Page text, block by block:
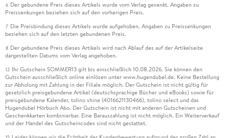
6 Der gebundene Preis dieses Artikels wurde vom Verlag gesenkt. Angaben zu
Preissenkungen beziehen sich auf den vorherigen Preis.
7 Die Preisbindung dieses Artikels wurde aufgehoben. Angaben zu Preissenkungen
beziehen sich auf den letzten gebundenen Preis.
8 Der gebundene Preis dieses Artikels wird nach Ablauf des auf der Artikelseite
dargestellten Datums vom Verlag angehoben.
12 Ihr Gutschein SOMMER13 gilt bis einschließlich 10.08.2026. Sie können den
Gutschein ausschließlich online einlösen unter www.hugendubel.de. Keine Bestellung
zur Abholung mit Zahlung in der Filiale möglich. Der Gutschein ist nicht gültig für
gesetzlich preisgebundene Artikel (deutschsprachige Bücher und eBooks) sowie für
preisgebundene Kalender, tolino shine (4016621130466), tolino select und das
Hugendubel Hörbuch Abo. Der Gutschein ist nicht mit anderen Gutscheinen und
Geschenkkarten kombinierbar. Eine Barauszahlung ist nicht möglich. Ein Weiterverkauf
und der Handel des Gutscheincodes sind nicht gestattet.